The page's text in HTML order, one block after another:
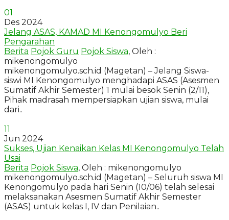
01
Des 2024
Jelang ASAS, KAMAD MI Kenongomulyo Beri
Pengarahan
Berita Pojok Guru Pojok Siswa, Oleh :
mikenongomulyo
mikenongomulyo.sch.id (Magetan) – Jelang Siswa-
siswi MI Kenongomulyo menghadapi ASAS (Asesmen
Sumatif Akhir Semester) 1 mulai besok Senin (2/11),
Pihak madrasah mempersiapkan ujian siswa, mulai
dari..
11
Jun 2024
Sukses, Ujian Kenaikan Kelas MI Kenongomulyo Telah
Usai
Berita Pojok Siswa, Oleh : mikenongomulyo
mikenongomulyo.sch.id (Magetan) – Seluruh siswa MI
Kenongomulyo pada hari Senin (10/06) telah selesai
melaksanakan Asesmen Sumatif Akhir Semester
(ASAS) untuk kelas I, IV dan Penilaian..